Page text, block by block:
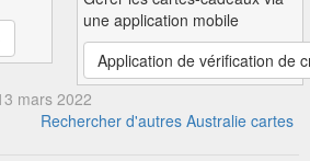
une application mobile
Application de vérification de
mars 2022
Rechercher d'autres Australie cartes